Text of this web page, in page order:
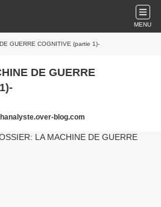
MENU
GUERRE COGNITIVE (partie 1)-
DE GUERRE
blog.com